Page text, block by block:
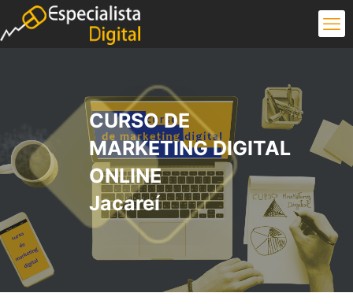
CURSO DE
MARKETING DIGITAL
ONLINE
Jacareí